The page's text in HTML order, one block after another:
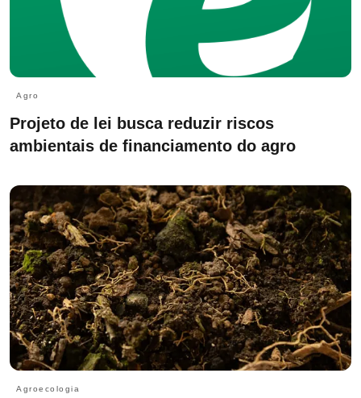
Agro
Projeto de lei busca reduzir riscos
ambientais de financiamento do agro
Agroecologia